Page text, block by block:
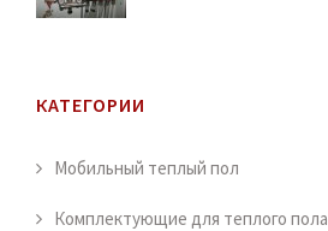
КАТЕГОРИИ
Мобильный теплый пол
Комплектующие для теплого пола